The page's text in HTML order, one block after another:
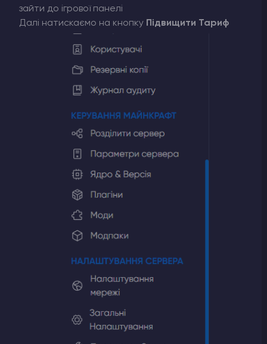
зайти до ігрової панелі
Далі натискаємо на кнопку Підвищити Тариф